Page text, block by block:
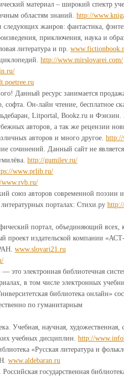
материал – широкий спектр
областям знаний. http://
следующих жанров: фантастика,
приключения, наука и
литература и пр.
http://www.mirslovarei.com/
Данный ресурс занимается
софта. Он-лайн чтение, бесплатное
Litportal, Bookz.ru и Фэнзин.
авторов, а так же рецензии
авторов и много другое.
сочинений. Данный сайт не
http://gumilev.ru/
www.prlib.ru/
www.rvb.ru/
союз авторов современной
порталах: Стихи.ру
портал, объединяющий всех,
проект издательской компании
www.slovari21.ru
это электронная библиотечная
в том числе электронных
библиотека онлайн»
по гуманитарным
Учебная, научная, художественная,
учебных дисциплин. http://
«Русская литература и
www.aldebaran.ru
государственная